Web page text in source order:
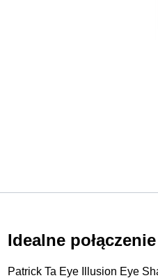
Idealne połączenie
Patrick Ta Eye Illusion Eye